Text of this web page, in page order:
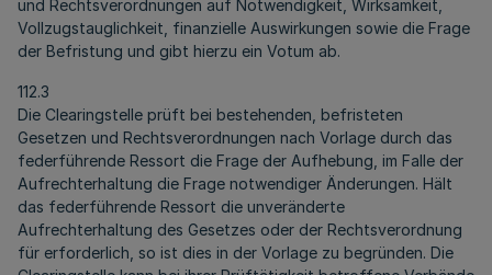
und Rechtsverordnungen auf Notwendigkeit, Wirksamkeit,
Vollzugstauglichkeit, finanzielle Auswirkungen sowie die Frage
der Befristung und gibt hierzu ein Votum ab.
112.3
Die Clearingstelle prüft bei bestehenden, befristeten
Gesetzen und Rechtsverordnungen nach Vorlage durch das
federführende Ressort die Frage der Aufhebung, im Falle der
Aufrechterhaltung die Frage notwendiger Änderungen. Hält
das federführende Ressort die unveränderte
Aufrechterhaltung des Gesetzes oder der Rechtsverordnung
für erforderlich, so ist dies in der Vorlage zu begründen. Die